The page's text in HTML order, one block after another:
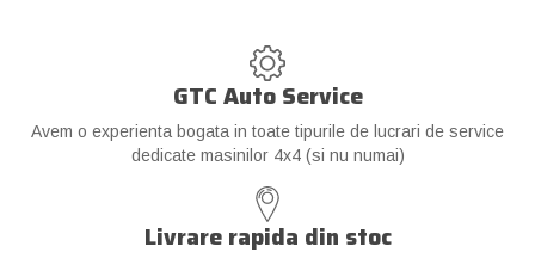
GTC Auto Service
Avem o experienta bogata in toate tipurile de lucrari de service
dedicate masinilor 4x4 (si nu numai)
Livrare rapida din stoc